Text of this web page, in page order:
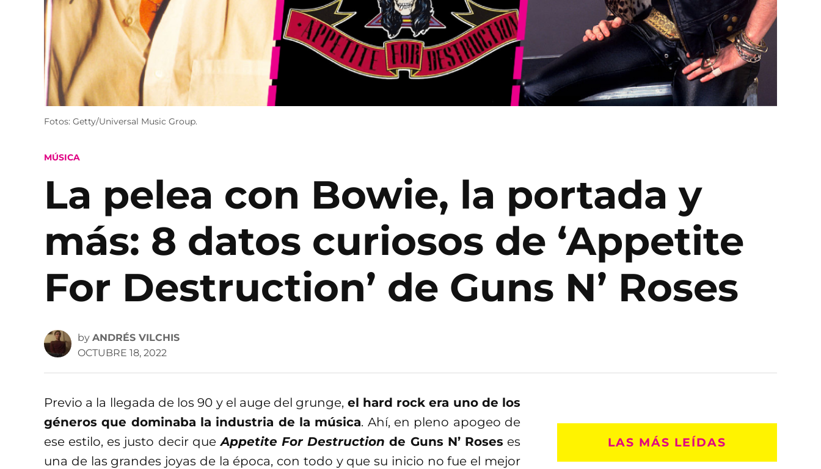
Fotos: Getty/Universal Music Group.
POSTED
MÚSICA
La pelea con Bowie, la portada y
más: 8 datos curiosos de ‘Appetite
For Destruction’ de Guns N’ Roses
by ANDRÉS VILCHIS
OCTUBRE 18, 2022
Previo a la llegada de los 90 y el auge del grunge, el hard rock era uno de los
géneros que dominaba la industria de la música. Ahí, en pleno apogeo de
ese estilo, es justo decir queAppetite For Destruction de Guns N’ Roseses
una de las grandes joyas de la época, con todo y que su inicio no fue el mejor
LAS MÁS LEÍDAS